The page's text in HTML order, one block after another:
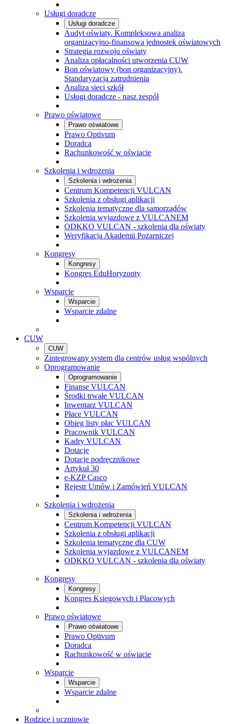
Usługi doradcze
Usługi doradcze
Audyt oświaty. Kompleksowa analiza
organizacyjno-finansowa jednostek oświatowych
Strategia rozwoju oświaty
Analiza opłacalności utworzenia CUW
Bon oświatowy (bon organizacyjny).
Standaryzacja zatrudnienia
Analiza sieci szkół
Usługi doradcze - nasz zespół
Prawo oświatowe
Prawo oświatowe
Prawo Optivum
Doradca
Rachunkowość w oświacie
Szkolenia i wdrożenia
Szkolenia i wdrożenia
Centrum Kompetencji VULCAN
Szkolenia z obsługi aplikacji
Szkolenia tematyczne dla samorządów
Szkolenia wyjazdowe z VULCANEM
ODKKO VULCAN - szkolenia dla oświaty
Weryfikacja Akademii Pożarniczej
Kongresy
Kongresy
Kongres EduHoryzonty
Wsparcie
Wsparcie
Wsparcie zdalne
CUW
CUW
Zintegrowany system dla centrów usług wspólnych
Oprogramowanie
Oprogramowanie
Finanse VULCAN
Środki trwałe VULCAN
Inwentarz VULCAN
Płace VULCAN
Obieg listy płac VULCAN
Pracownik VULCAN
Kadry VULCAN
Dotacje
Dotacje podręcznikowe
Artykuł 30
e-KZP Casco
Rejestr Umów i Zamówień VULCAN
Szkolenia i wdrożenia
Szkolenia i wdrożenia
Centrum Kompetencji VULCAN
Szkolenia z obsługi aplikacji
Szkolenia tematyczne dla CUW
Szkolenia wyjazdowe z VULCANEM
ODKKO VULCAN - szkolenia dla oświaty
Kongresy
Kongresy
Kongres Księgowych i Płacowych
Prawo oświatowe
Prawo oświatowe
Prawo Optivum
Doradca
Rachunkowość w oświacie
Wsparcie
Wsparcie
Wsparcie zdalne
Rodzice i uczniowie